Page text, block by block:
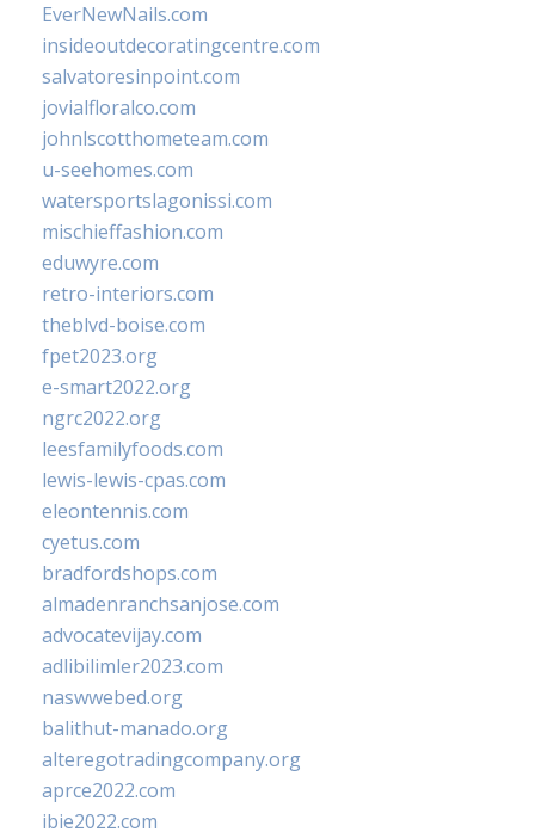
EverNewNails.com
insideoutdecoratingcentre.com
salvatoresinpoint.com
jovialfloralco.com
johnlscotthometeam.com
u-seehomes.com
watersportslagonissi.com
mischieffashion.com
eduwyre.com
retro-interiors.com
theblvd-boise.com
fpet2023.org
e-smart2022.org
ngrc2022.org
leesfamilyfoods.com
lewis-lewis-cpas.com
eleontennis.com
cyetus.com
bradfordshops.com
almadenranchsanjose.com
advocatevijay.com
adlibilimler2023.com
naswwebed.org
balithut-manado.org
alteregotradingcompany.org
aprce2022.com
ibie2022.com